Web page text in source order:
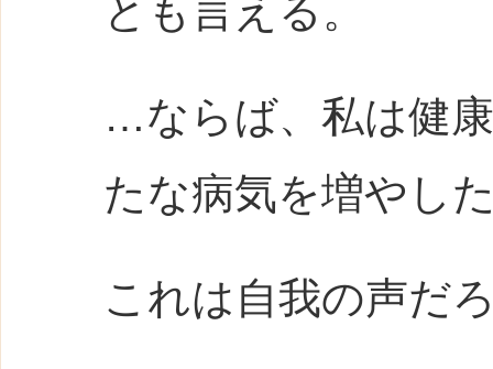
とも言える。
…ならば、私は健
たな病気を増やし
これは自我の声だ